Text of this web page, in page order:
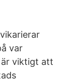
var
viktigt att